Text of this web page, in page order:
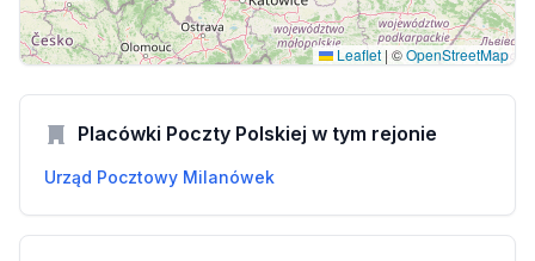
Leaflet | ©OpenStreetMap
Placówki Poczty Polskiej w tym rejonie
Urząd Pocztowy Milanówek